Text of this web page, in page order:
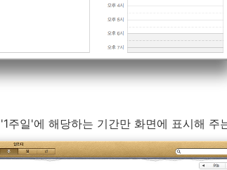
주일'에 해당하는 기간만 화면에 표시해 주